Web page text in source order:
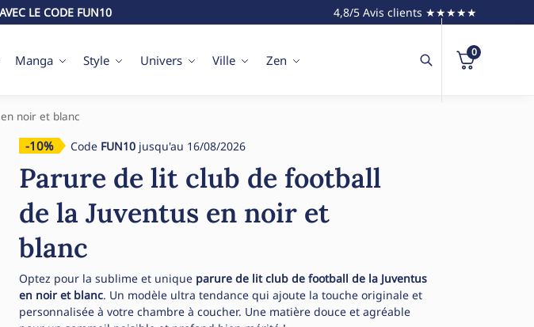
LE CODE FUN10 4,8/5 Avis clients ★★★★★
Manga Style Univers Ville Zen
0
noir et blanc
-10% Code FUN10jusqu'au 16/08/2026
Parure de lit club de football
de la Juventus en noir et
blanc
Optez pour la sublime et unique parure de lit club de football de la Juventus
en noir et blanc. Un modèle ultra tendance qui ajoute la touche originale et
personnalisée à votre chambre à coucher. Une matière douce et agréable